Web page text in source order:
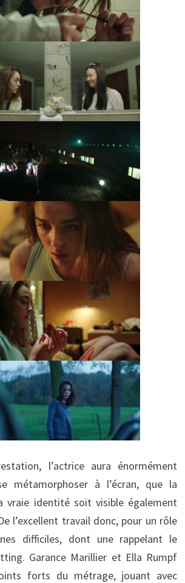
l’actrice aura énormément
métamorphoser à l’écran, que la
vraie identité soit visible également
l’excellent travail donc, pour un rôle
difficiles, dont une rappelant le
Garance Marillier et Ella Rumpf
forts du métrage, jouant avec